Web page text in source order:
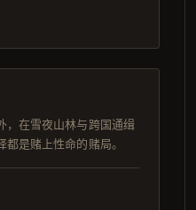
157分钟
，在雪夜山林与跨国通缉
是赌上性命的赌局。